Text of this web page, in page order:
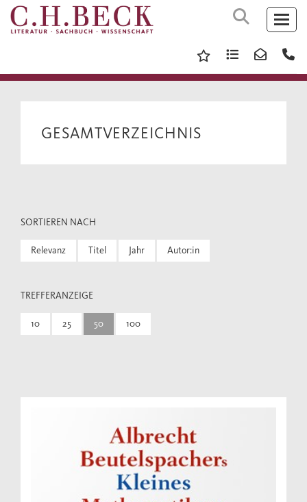
GESAMTVERZEICHNIS
SORTIEREN NACH
Relevanz Titel Jahr Autor:in
TREFFERANZEIGE
10 25 50 100